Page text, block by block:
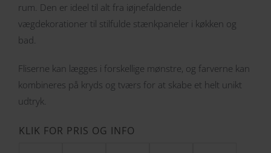
rum. Den er ideel til alt fra iøjnefaldende
vægdekorationer til stilfulde stænkpaneler i køkken og
bad.
Fliserne kan lægges i forskellige mønstre, og farverne kan
kombineres på kryds og tværs for at skabe et helt unikt
udtryk.
KLIK FOR PRIS OG INFO